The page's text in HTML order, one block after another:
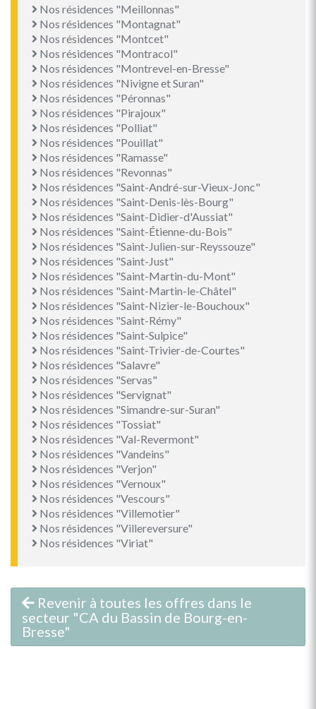
Nos résidences "Meillonnas"
Nos résidences "Montagnat"
Nos résidences "Montcet"
Nos résidences "Montracol"
Nos résidences "Montrevel-en-Bresse"
Nos résidences "Nivigne et Suran"
Nos résidences "Péronnas"
Nos résidences "Pirajoux"
Nos résidences "Polliat"
Nos résidences "Pouillat"
Nos résidences "Ramasse"
Nos résidences "Revonnas"
Nos résidences "Saint-André-sur-Vieux-Jonc"
Nos résidences "Saint-Denis-lès-Bourg"
Nos résidences "Saint-Didier-d'Aussiat"
Nos résidences "Saint-Étienne-du-Bois"
Nos résidences "Saint-Julien-sur-Reyssouze"
Nos résidences "Saint-Just"
Nos résidences "Saint-Martin-du-Mont"
Nos résidences "Saint-Martin-le-Châtel"
Nos résidences "Saint-Nizier-le-Bouchoux"
Nos résidences "Saint-Rémy"
Nos résidences "Saint-Sulpice"
Nos résidences "Saint-Trivier-de-Courtes"
Nos résidences "Salavre"
Nos résidences "Servas"
Nos résidences "Servignat"
Nos résidences "Simandre-sur-Suran"
Nos résidences "Tossiat"
Nos résidences "Val-Revermont"
Nos résidences "Vandeins"
Nos résidences "Verjon"
Nos résidences "Vernoux"
Nos résidences "Vescours"
Nos résidences "Villemotier"
Nos résidences "Villereversure"
Nos résidences "Viriat"
Revenir à toutes les offres dans le
secteur "CA du Bassin de Bourg-en-
Bresse"